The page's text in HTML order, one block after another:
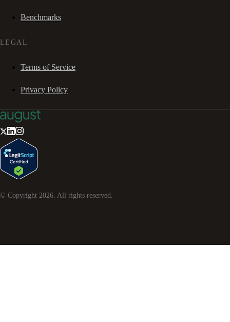
Benchmarks
LEGAL
Terms of Service
Privacy Policy
© Copyright 2026 . All rights reserved.